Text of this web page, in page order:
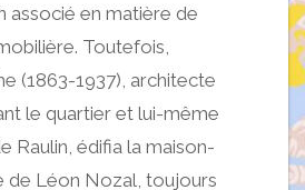
associé en matière de
Toutefois,
(1863-1937), architecte
le quartier et lui-même
Raulin, édifia la maison-
de Léon Nozal, toujours